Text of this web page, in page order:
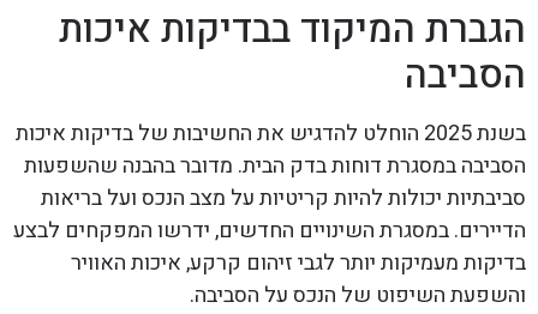
הגברת המיקוד בבדיקות איכות
הסביבה
בשנת 2025 הוחלט להדגיש את החשיבות של בדיקות איכות
הסביבה במסגרת דוחות בדק הבית. מדובר בהבנה שהשפעות
סביבתיות יכולות להיות קריטיות על מצב הנכס ועל בריאות
הדיירים. במסגרת השינויים החדשים, ידרשו המפקחים לבצע
בדיקות מעמיקות יותר לגבי זיהום קרקע, איכות האוויר
והשפעת השיפוט של הנכס על הסביבה.